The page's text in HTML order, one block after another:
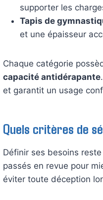
supporter les
Tapis de
et une épaisseur
Chaque catégorie
capacité antidérapante
et garantit un usage
Quels critères de
Définir ses besoins
passés en revue pour
éviter toute déception